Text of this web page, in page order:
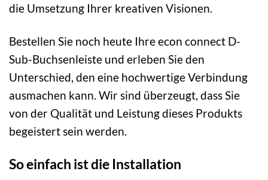
die Umsetzung Ihrer kreativen Visionen.
Bestellen Sie noch heute Ihre econ connect D-
Sub-Buchsenleiste und erleben Sie den
Unterschied, den eine hochwertige Verbindung
ausmachen kann. Wir sind überzeugt, dass Sie
von der Qualität und Leistung dieses Produkts
begeistert sein werden.
So einfach ist die Installation